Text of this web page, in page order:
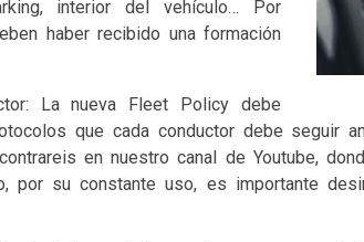
interior del vehículo… Por
haber recibido una formación
La nueva Fleet Policy debe
que cada conductor debe seguir
en nuestro canal de Youtube,
por su constante uso, es importante